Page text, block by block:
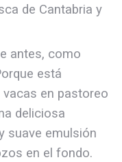
de Cantabria y
antes, como
está
en pastoreo
deliciosa
suave emulsión
en el fondo.